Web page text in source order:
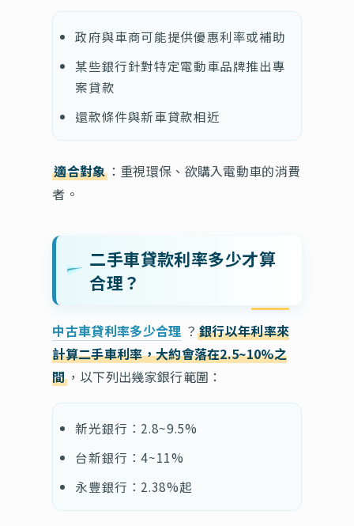
政府與車商可能提供優惠利率或補助
某些銀行針對特定電動車品牌推出專
案貸款
還款條件與新車貸款相近
適合對象：重視環保、欲購入電動車的消費
者。
二手車貸款利率多少才算
合理？
中古車貸利率多少合理 ？銀行以年利率來
計算二手車利率，大約會落在2.5~10%之
間，以下列出幾家銀行範圍：
新光銀行：2.8~9.5%
台新銀行：4~11%
永豐銀行：2.38%起